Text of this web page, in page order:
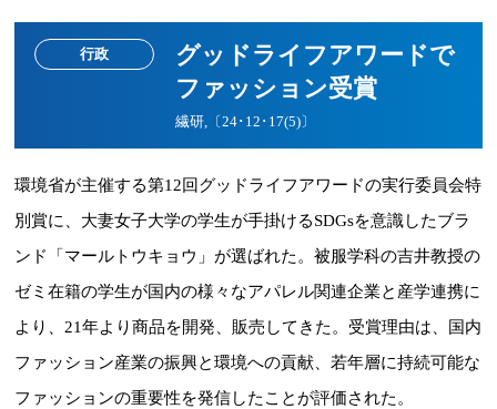
行政
グッドライフアワードで
ファッション受賞
繊研,〔24･12･17(5)〕
環境省が主催する第12回グッドライフアワードの実行委員会特
別賞に、大妻女子大学の学生が手掛けるSDGsを意識したブラ
ンド「マールトウキョウ」が選ばれた。被服学科の吉井教授の
ゼミ在籍の学生が国内の様々なアパレル関連企業と産学連携に
より、21年より商品を開発、販売してきた。受賞理由は、国内
ファッション産業の振興と環境への貢献、若年層に持続可能な
ファッションの重要性を発信したことが評価された。